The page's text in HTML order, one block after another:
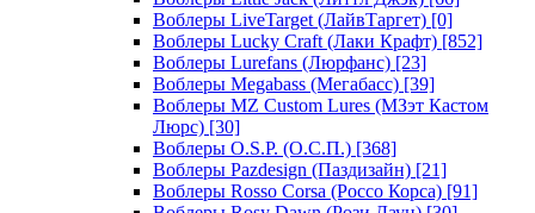
Воблеры LiveTarget (ЛайвТаргет) [0]
Воблеры Lucky Craft (Лаки Крафт) [852]
Воблеры Lurefans (Люрфанс) [23]
Воблеры Megabass (Мегабасс) [39]
Воблеры MZ Custom Lures (МЗэт Кастом
Люрс) [30]
Воблеры O.S.P. (О.С.П.) [368]
Воблеры Pazdesign (Паздизайн) [21]
Воблеры Rosso Corsa (Россо Корса) [91]